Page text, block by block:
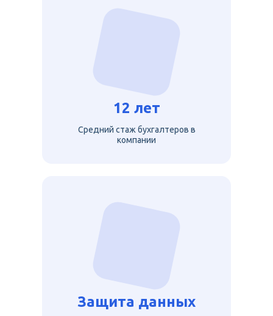
12 лет
Средний стаж бухгалтеров в
компании
Защита данных